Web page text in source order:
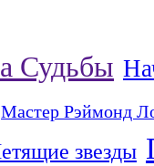
Судьбы
Мастер Рэймонд
звезды